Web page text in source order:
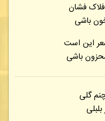
فشان
باشی
این است
باشی
گلی